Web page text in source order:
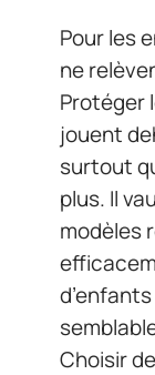
Pour les
ne
Protéger
jouent
surtout
plus. Il
modèles
Choisir